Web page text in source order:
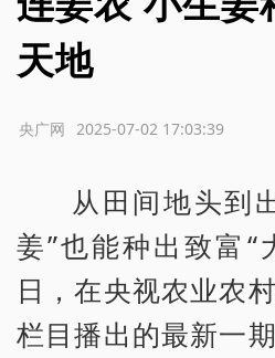
天地
2025-07-02 17:03:39
央广网
从田间地头到
姜”也能种出致富“
日，在央视农业农
栏目播出的最新一